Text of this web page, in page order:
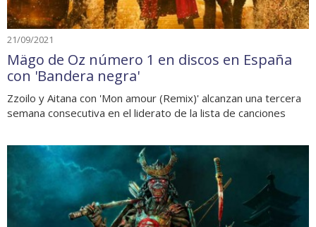
21/09/2021
Mägo de Oz número 1 en discos en España
con 'Bandera negra'
Zzoilo y Aitana con 'Mon amour (Remix)' alcanzan una tercera
semana consecutiva en el liderato de la lista de canciones